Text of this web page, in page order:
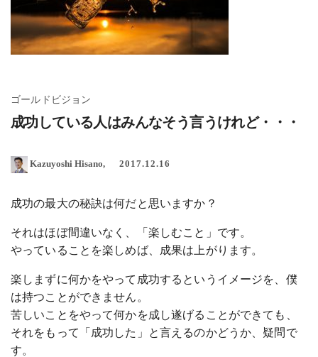
ゴールドビジョン
成功している人はみんなそう言うけれど・・・
Kazuyoshi Hisano 2017.12.16
成功の最大の秘訣は何だと思いますか？
それはほぼ間違いなく、「楽しむこと」です。
やっていることを楽しめば、成果は上がります。
楽しまずに何かをやって成功するというイメージを、僕
は持つことができません。
苦しいことをやって何かを成し遂げることができても、
それをもって「成功した」と言えるのかどうか、疑問で
す。